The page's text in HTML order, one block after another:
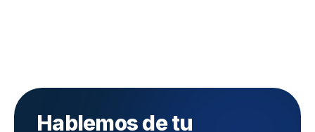
Hablemos de tu